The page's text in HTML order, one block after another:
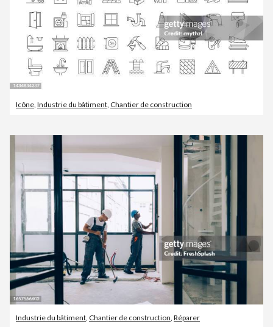
Icône, Industrie du bâtiment, Chantier de construction
Industrie du bâtiment Chantier de construction Réparer